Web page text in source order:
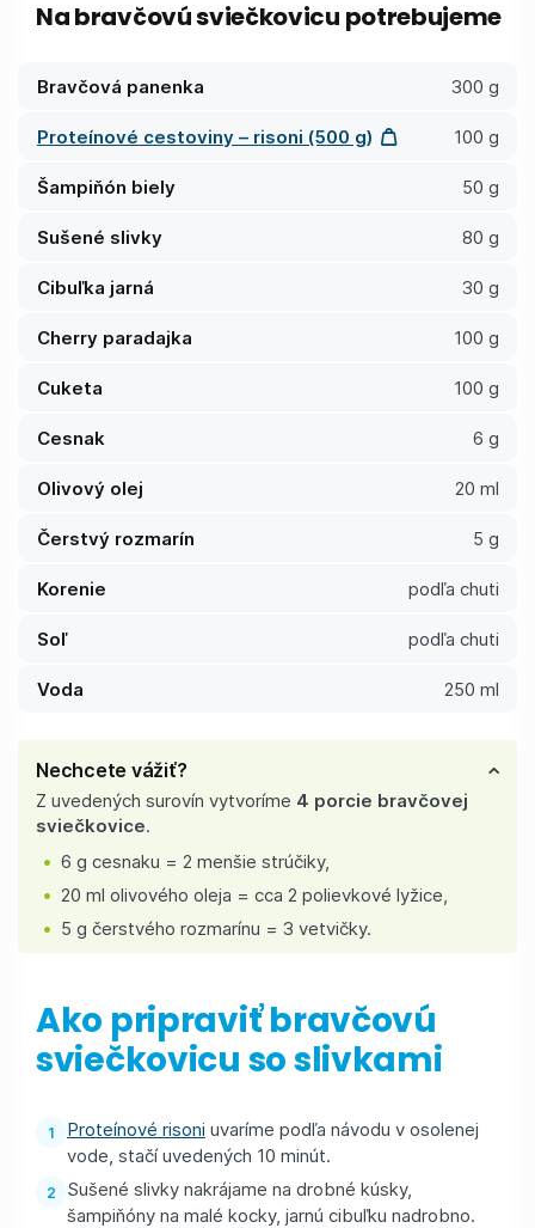
Na bravčovú sviečkovicu potrebujeme
Bravčová panenka 300 g
Proteínové cestoviny – risoni (500 g) 100 g
Šampiňón biely 50 g
Sušené slivky 80 g
Cibuľka jarná 30 g
Cherry paradajka 100 g
Cuketa 100 g
Cesnak 6 g
Olivový olej 20 ml
Čerstvý rozmarín 5 g
Korenie podľa chuti
Soľ podľa chuti
Voda 250 ml
Nechcete vážiť?
Z uvedených surovín vytvoríme 4 porcie bravčovej
sviečkovice.
6 g cesnaku = 2 menšie strúčiky,
20 ml olivového oleja = cca 2 polievkové lyžice,
5 g čerstvého rozmarínu = 3 vetvičky.
Ako pripraviť bravčovú
sviečkovicu so slivkami
Proteínové risoni uvaríme podľa návodu v osolenej
vode, stačí uvedených 10 minút.
Sušené slivky nakrájame na drobné kúsky,
šampiňóny na malé kocky, jarnú cibuľku nadrobno.